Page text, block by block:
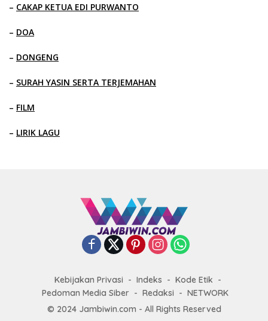
– CAKAP KETUA EDI PURWANTO
– DOA
– DONGENG
– SURAH YASIN SERTA TERJEMAHAN
– FILM
– LIRIK LAGU
Kebijakan Privasi Indeks
Kode Etik
Pedoman Media Siber
Redaksi
NETWORK
© 2024 Jambiwin.com - All Rights Reserved